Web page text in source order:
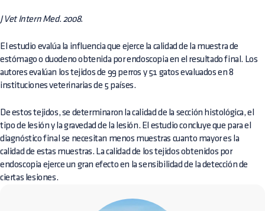
J Vet Intern Med. 2008.
El estudio evalúa la influencia que ejerce la calidad de la muestra de
estómago o duodeno obtenida por endoscopia en el resultado final. Los
autores evalúan los tejidos de 99 perros y 51 gatos evaluados en 8
instituciones veterinarias de 5 países.
De estos tejidos, se determinaron la calidad de la sección histológica, el
tipo de lesión y la gravedad de la lesión. El estudio concluye que para el
diagnóstico final se necesitan menos muestras cuanto mayor es la
calidad de estas muestras. La calidad de los tejidos obtenidos por
endoscopia ejerce un gran efecto en la sensibilidad de la detección de
ciertas lesiones.